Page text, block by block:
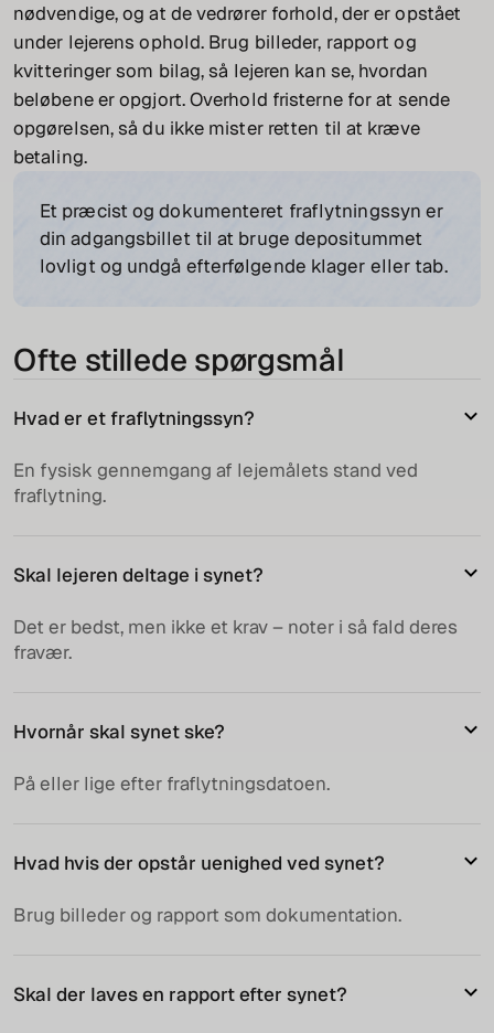
nødvendige, og at de vedrører forhold, der er opstået
under lejerens ophold. Brug billeder, rapport og
kvitteringer som bilag, så lejeren kan se, hvordan
beløbene er opgjort. Overhold fristerne for at sende
opgørelsen, så du ikke mister retten til at kræve
betaling.
Et præcist og dokumenteret fraflytningssyn er
din adgangsbillet til at bruge depositummet
lovligt og undgå efterfølgende klager eller tab.
Ofte stillede spørgsmål
Hvad er et fraflytningssyn?
En fysisk gennemgang af lejemålets stand ved
fraflytning.
Skal lejeren deltage i synet?
Det er bedst, men ikke et krav – noter i så fald deres
fravær.
Hvornår skal synet ske?
På eller lige efter fraflytningsdatoen.
Hvad hvis der opstår uenighed ved synet?
Brug billeder og rapport som dokumentation.
Skal der laves en rapport efter synet?